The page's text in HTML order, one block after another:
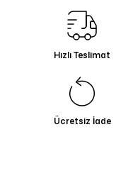
Hızlı Teslimat
Ücretsiz İade